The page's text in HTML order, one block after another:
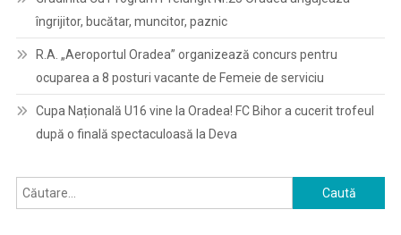
îngrijitor, bucătar, muncitor, paznic
R.A. „Aeroportul Oradea” organizează concurs pentru
ocuparea a 8 posturi vacante de Femeie de serviciu
Cupa Națională U16 vine la Oradea! FC Bihor a cucerit trofeul
după o finală spectaculoasă la Deva
Caută
după: